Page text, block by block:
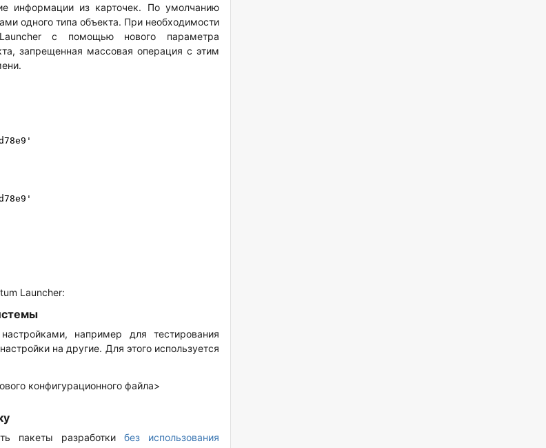
информации из карточек. По умолчанию
одного типа объекта. При необходимости
с помощью нового параметра
запрещенная массовая операция с этим
Launcher:
например для тестирования
на другие. Для этого используется
конфигурационного файла>
пакеты разработки без использования